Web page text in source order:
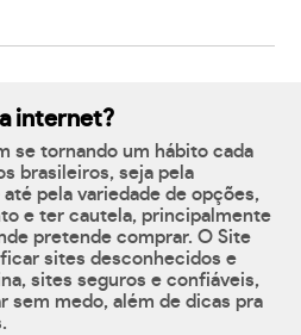
internet?
se tornando um hábito cada
brasileiros, seja pela
pela variedade de opções,
e ter cautela, principalmente
pretende comprar. O Site
sites desconhecidos e
sites seguros e confiáveis,
sem medo, além de dicas pra